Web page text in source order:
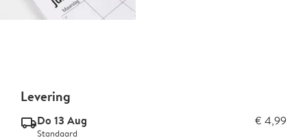
Levering
delivery_standard_v2Do 13 Aug € 4,99
Standaard